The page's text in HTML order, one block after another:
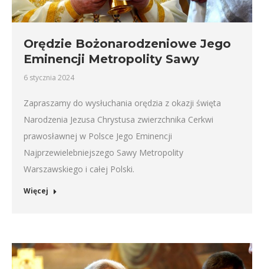
Orędzie Bożonarodzeniowe Jego
Eminencji Metropolity Sawy
6 stycznia 2024
Zapraszamy do wysłuchania orędzia z okazji święta
Narodzenia Jezusa Chrystusa zwierzchnika Cerkwi
prawosławnej w Polsce Jego Eminencji
Najprzewielebniejszego Sawy Metropolity
Warszawskiego i całej Polski.
Więcej